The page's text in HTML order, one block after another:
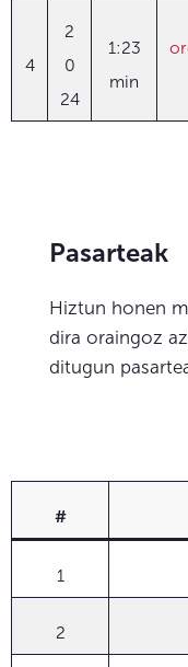
4
2
0
24
1:23
min
Pasarteak
Hiztun honen
dira oraingoz
ditugun
#
1
2